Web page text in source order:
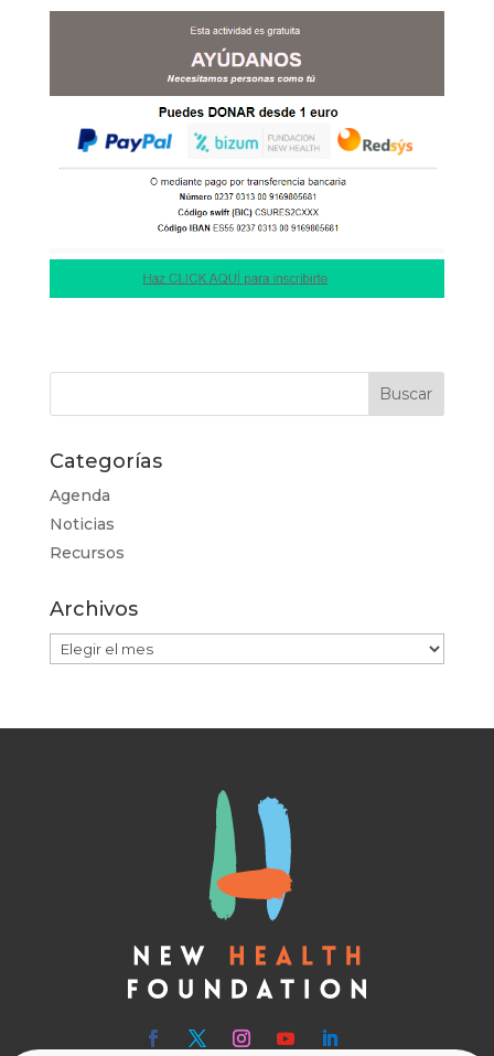
Categorías
Agenda
Noticias
Recursos
Archivos
Archivos